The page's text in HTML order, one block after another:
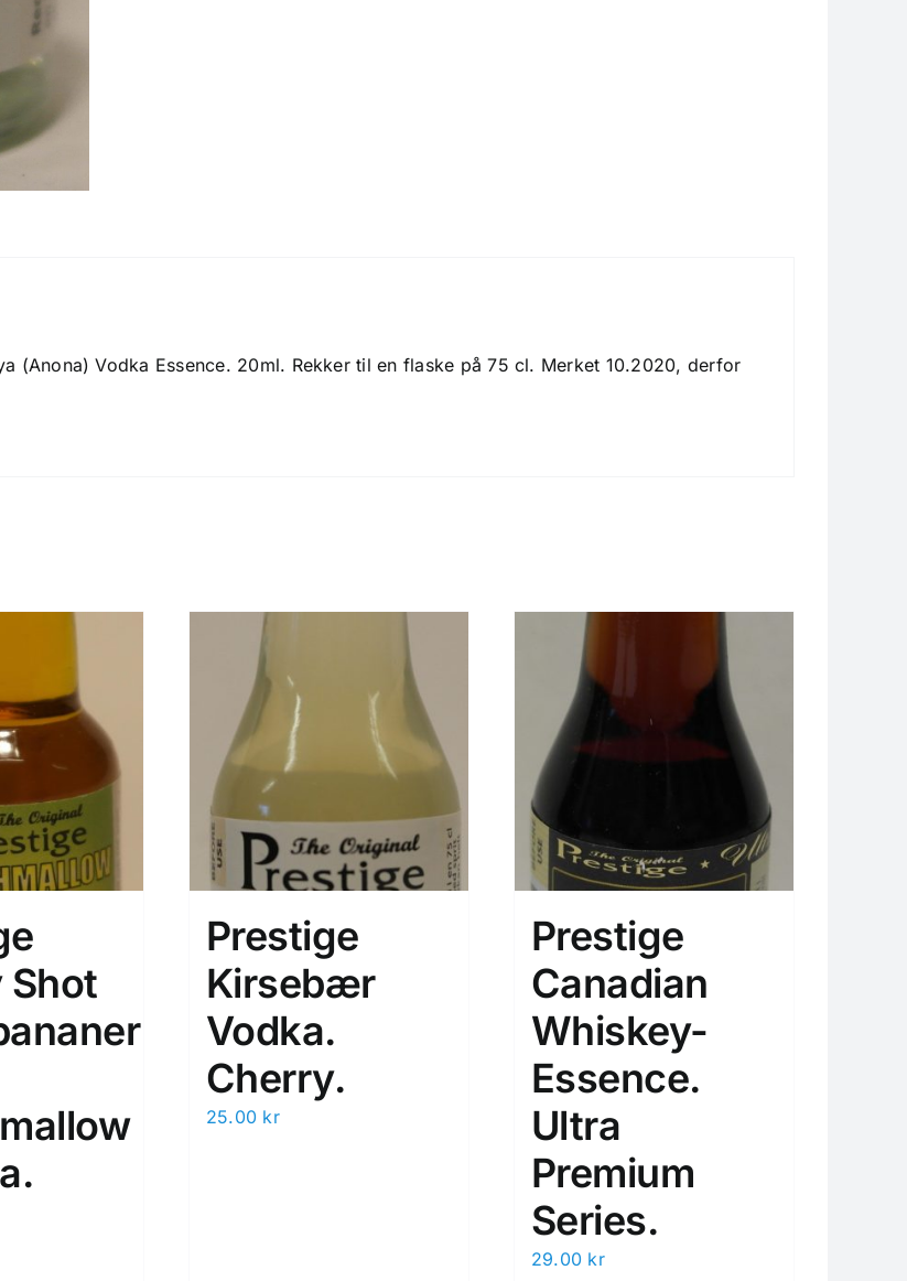
(Anona) Vodka Essence. 20ml. Rekker til en flaske på 75 cl. Merket 10.2020, derfor
Shot
Prestige
Kirsebær
Vodka.
Cherry.
25.00 kr
Prestige
Canadian
Whiskey-
Essence.
Ultra
Premium
Series.
29.00 kr